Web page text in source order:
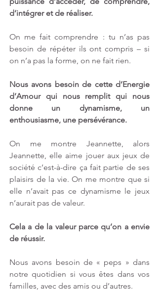
d’intégrer et de réaliser.
On me fait comprendre : tu n’as pas
besoin de répéter ils ont compris – si
on n’a pas la forme, on ne fait rien.
Nous avons besoin de cette d’Energie
d’Amour qui nous remplit qui nous
donne un dynamisme, un
enthousiasme, une persévérance.
On me montre Jeannette, alors
Jeannette, elle aime jouer aux jeux de
société c’est-à-dire ça fait partie de ses
plaisirs de la vie. On me montre que si
elle n’avait pas ce dynamisme le jeux
n’aurait pas de valeur.
Cela a de la valeur parce qu’on a envie
de réussir.
Nous avons besoin de « peps » dans
notre quotidien si vous êtes dans vos
familles, avec des amis ou d’autres.